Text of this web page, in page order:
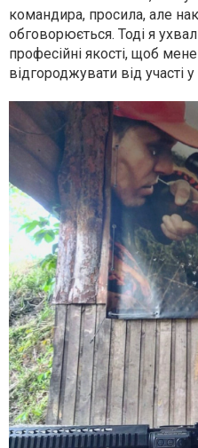
командира, просила, але
обговорюється. Тоді я
професійні якості, щоб
відгороджувати від участі